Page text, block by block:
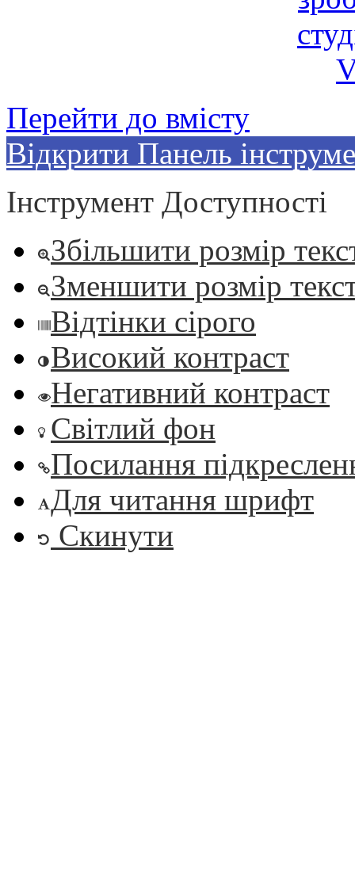
Перейти до вмісту
Відкрити Панель
Інструмент Доступності
Збільшити розмір
Зменшити розмір
Відтінки сірого
Високий контраст
Негативний контраст
Світлий фон
Посилання
Для читання шрифт
Скинути